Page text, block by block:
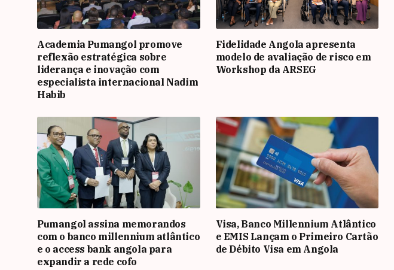
Academia Pumangol promove
reflexão estratégica sobre
liderança e inovação com
especialista internacional Nadim
Habib
Fidelidade Angola apresenta
modelo de avaliação de risco em
Workshop da ARSEG
Pumangol assina memorandos
com o banco millennium atlântico
e o access bank angola para
expandir a rede cofo
Visa, Banco Millennium Atlântico
e EMIS Lançam o Primeiro Cartão
de Débito Visa em Angola